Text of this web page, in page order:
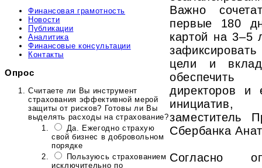
Финансовая грамотность
Новости
Публикации
Аналитика
Финансовые консультации
Контакты
Опрос
Считаете ли Вы инструмент
страхования эффективной мерой
защиты от рисков? Готовы ли Вы
выделять расходы на страхование?
Да. Ежегодно страхую
свой бизнес в добровольном
порядке
Пользуюсь страхованием
исключительно по
Важно
первые 180
картой на 3–5
цели и
директоров и
инициатив,
заместитель
Сбербанка
Согласно